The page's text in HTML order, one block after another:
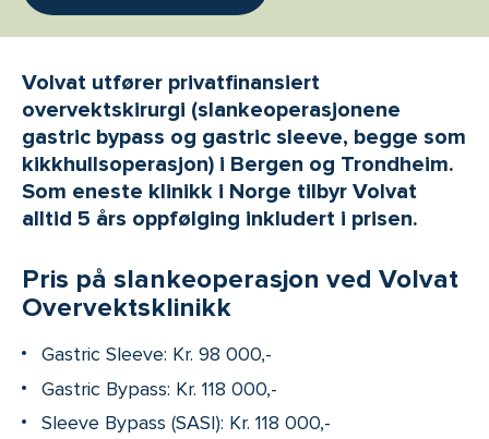
Volvat utfører privatfinansiert
overvektskirurgi (slankeoperasjonene
gastric bypass og gastric sleeve, begge som
kikkhullsoperasjon) i Bergen og Trondheim.
Som eneste klinikk i Norge tilbyr Volvat
alltid 5 års oppfølging inkludert i prisen.
Pris på slankeoperasjon ved Volvat
Overvektsklinikk
Gastric Sleeve: Kr. 98 000,-
Gastric Bypass: Kr. 118 000,-
Sleeve Bypass (SASI): Kr. 118 000,-